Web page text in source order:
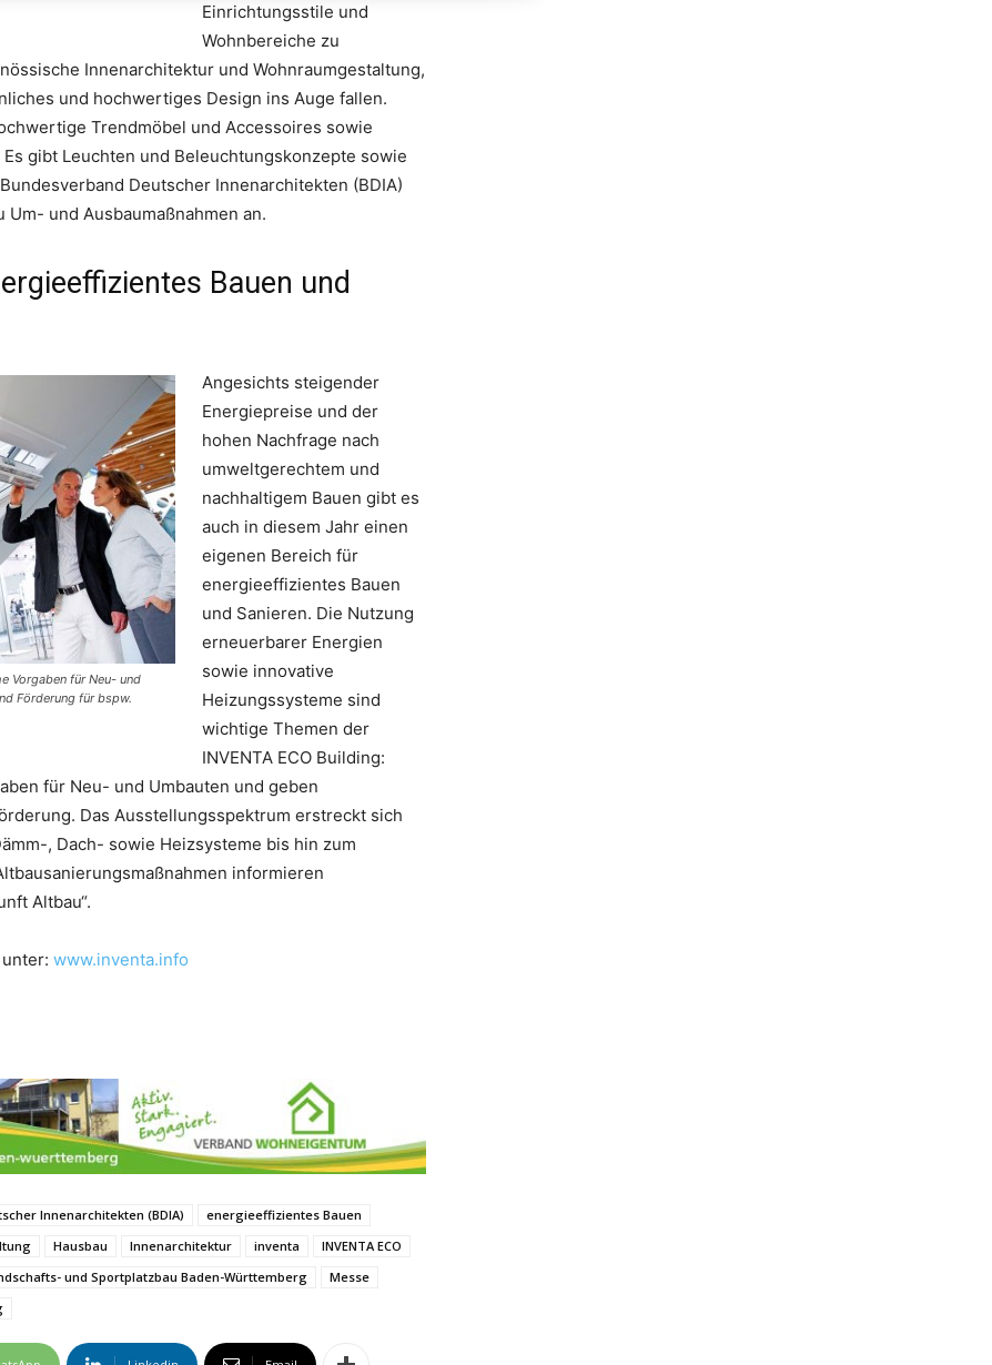
Einrichtungsstile und
Wohnbereiche zu
Innenarchitektur und Wohnraumgestaltung,
und hochwertiges Design ins Auge fallen.
Trendmöbel und Accessoires sowie
gibt Leuchten und Beleuchtungskonzepte sowie
Deutscher Innenarchitekten (BDIA)
und Ausbaumaßnahmen an.
Bauen und
Vorgaben für Neu- und
Förderung für bspw.
Angesichts steigender
Energiepreise und der
hohen Nachfrage nach
umweltgerechtem und
nachhaltigem Bauen gibt es
auch in diesem Jahr einen
eigenen Bereich für
energieeffizientes Bauen
und Sanieren. Die Nutzung
erneuerbarer Energien
sowie innovative
Heizungssysteme sind
wichtige Themen der
INVENTA ECO Building:
für Neu- und Umbauten und geben
Das Ausstellungsspektrum erstreckt sich
, Dach- sowie Heizsysteme bis hin zum
informieren
Altbau“.
www.inventa.info
Innenarchitekten (BDIA)
energieeffizientes Bauen
Hausbau Innenarchitektur inventa
INVENTA ECO
und Sportplatzbau Baden-Württemberg
Messe